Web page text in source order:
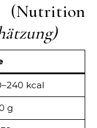
(Nutrition
kcal
g